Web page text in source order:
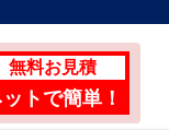
無料お見積
トで簡単！